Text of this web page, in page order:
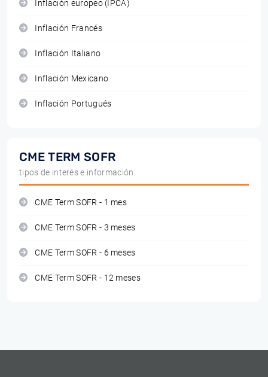
Inflación europeo (IPCA)
Inflación Francés
Inflación Italiano
Inflación Mexicano
Inflación Portugués
CME TERM SOFR
tipos de interés e información
CME Term SOFR - 1 mes
CME Term SOFR - 3 meses
CME Term SOFR - 6 meses
CME Term SOFR - 12 meses